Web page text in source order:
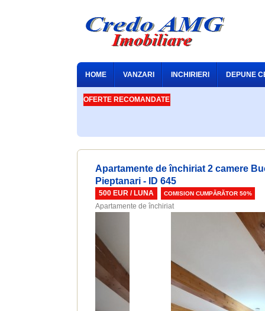
HOME VANZARI INCHIRIERI DEPUNE
OFERTE RECOMANDATE
Apartamente de închiriat 2 camere
Pieptanari - ID 645
500 EUR / LUNA COMISION CUMPĂRĂTOR 50%
Apartamente de închiriat